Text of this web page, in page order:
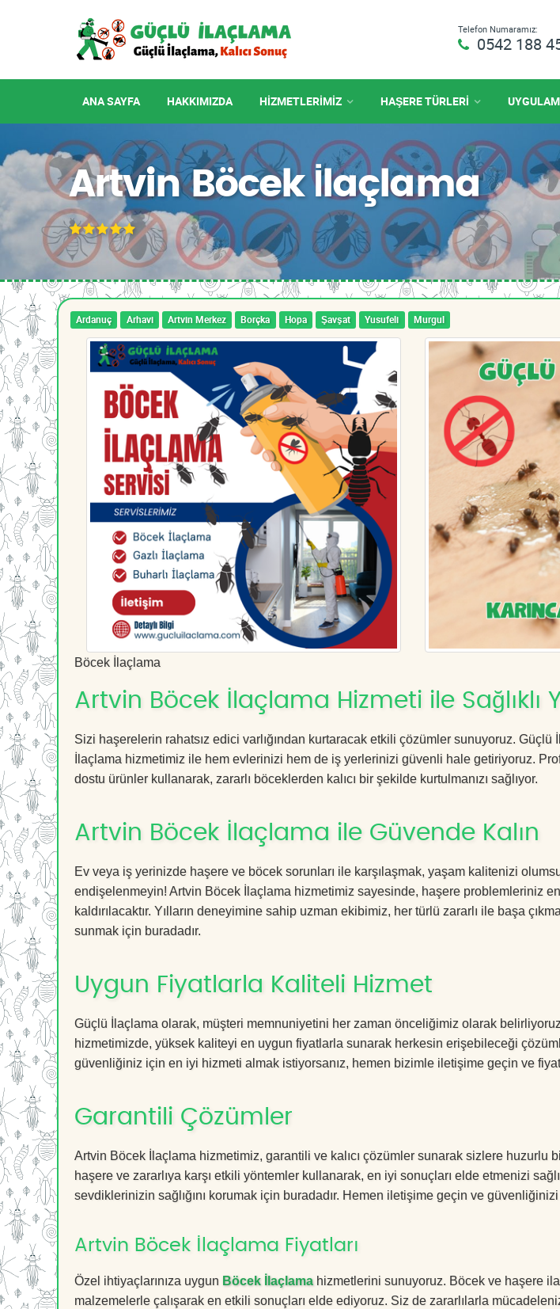
Telefon Numaramız:
0542 188
ANA SAYFA HAKKIMIZDA HIZMETLERIMIZ HAŞERE TÜRLERİ
Artvin Böcek İlaçlama
Ardanuç Arhavi Artvin Merkez Borçka Hopa Şavşat Yusufeli Murgul
Böcek İlaçlama
Artvin Böcek İlaçlama Hizmeti ile Sağlıklı
Sizi haşerelerin rahatsız edici varlığından kurtaracak etkili çözümler sunuyoruz.
İlaçlama hizmetimiz ile hem evlerinizi hem de iş yerlerinizi güvenli hale getiriyoruz.
dostu ürünler kullanarak, zararlı böceklerden kalıcı bir şekilde kurtulmanızı sağlıyor.
Artvin Böcek İlaçlama ile Güvende Kalın
Ev veya iş yerinizde haşere ve böcek sorunları ile karşılaşmak, yaşam kalitenizi
endişelenmeyin! Artvin Böcek İlaçlama hizmetimiz sayesinde, haşere problemleriniz
kaldırılacaktır. Yılların deneyimine sahip uzman ekibimiz, her türlü zararlı ile başa
sunmak için buradadır.
Uygun Fiyatlarla Kaliteli Hizmet
Güçlü İlaçlama olarak, müşteri memnuniyetini her zaman önceliğimiz olarak
hizmetimizde, yüksek kaliteyi en uygun fiyatlarla sunarak herkesin erişebileceği
güvenliğiniz için en iyi hizmeti almak istiyorsanız, hemen bizimle iletişime geçin ve
Garantili Çözümler
Artvin Böcek İlaçlama hizmetimiz, garantili ve kalıcı çözümler sunarak sizlere huzurlu
haşere ve zararlıya karşı etkili yöntemler kullanarak, en iyi sonuçları elde etmenizi
sevdiklerinizin sağlığını korumak için buradadır. Hemen iletişime geçin ve güvenliğinizi
Artvin Böcek İlaçlama Fiyatları
Özel ihtiyaçlarınıza uygun Böcek İlaçlamahizmetlerini sunuyoruz. Böcek ve haşere
malzemelerle çalışarak en etkili sonuçları elde ediyoruz. Siz de zararlılarla